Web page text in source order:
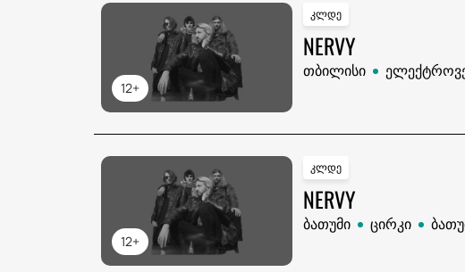
12+
კლდე
NERVY
თბილისი
12+
კლდე
NERVY
ბათუმი ცირკი